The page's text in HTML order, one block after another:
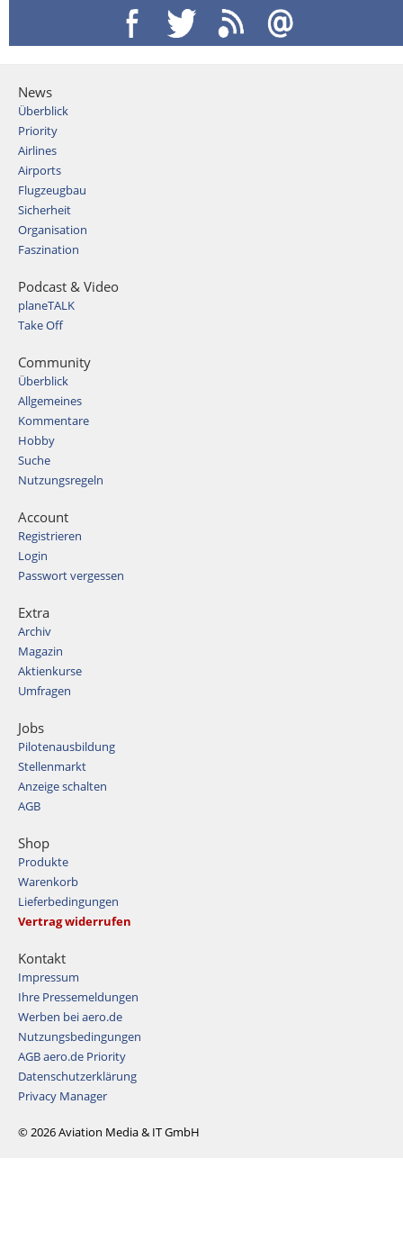
News
Überblick
Priority
Airlines
Airports
Flugzeugbau
Sicherheit
Organisation
Faszination
Podcast & Video
planeTALK
Take Off
Community
Überblick
Allgemeines
Kommentare
Hobby
Suche
Nutzungsregeln
Account
Registrieren
Login
Passwort vergessen
Extra
Archiv
Magazin
Aktienkurse
Umfragen
Jobs
Pilotenausbildung
Stellenmarkt
Anzeige schalten
AGB
Shop
Produkte
Warenkorb
Lieferbedingungen
Vertrag widerrufen
Kontakt
Impressum
Ihre Pressemeldungen
Werben bei aero.de
Nutzungsbedingungen
AGB aero.de Priority
Datenschutzerklärung
Privacy Manager
© 2026 Aviation Media & IT GmbH